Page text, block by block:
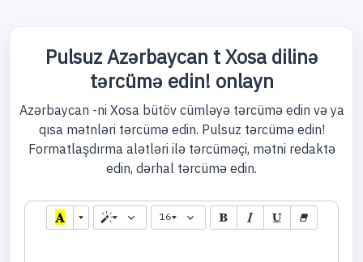
Pulsuz Azərbaycan t Xosa dilinə
tərcümə edin! onlayn
Azərbaycan -ni Xosa bütöv cümləyə tərcümə edin və ya
qısa mətnləri tərcümə edin. Pulsuz tərcümə edin!
Formatlaşdırma alətləri ilə tərcüməçi, mətni redaktə
edin, dərhal tərcümə edin.
16